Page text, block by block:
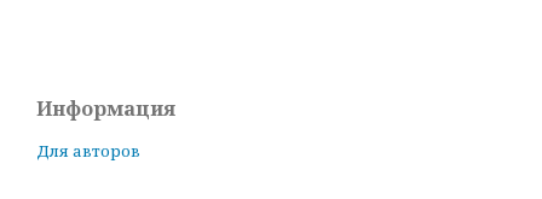
Информация
Для авторов